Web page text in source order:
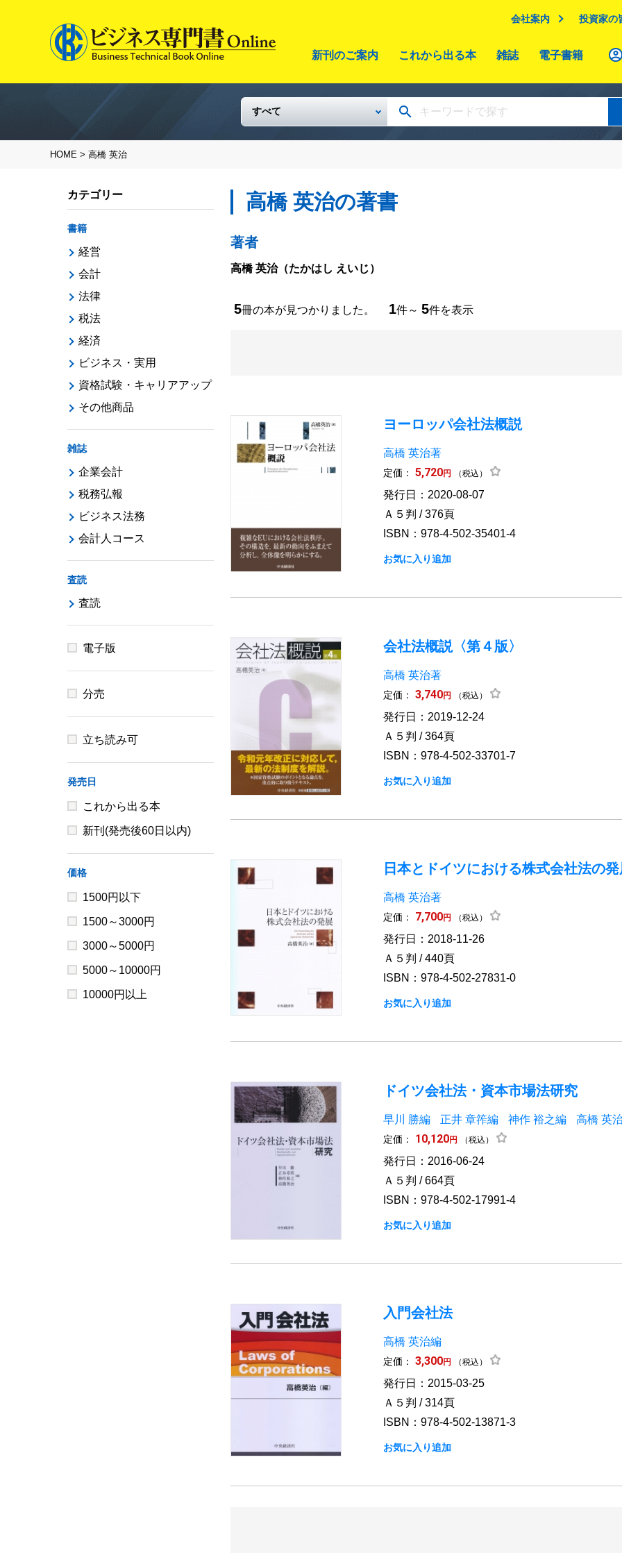
会社案内 投資家の
新刊のご案内 これから出る本 雑誌 電子書籍
HOME > 高橋 英治
高橋 英治の著書
著者
高橋 英治（たかはし えいじ）
5冊の本が見つかりました。 1件～ 5件を表示
ヨーロッパ会社法概説
高橋 英治著
定価： 5,720円 （税込）
発行日：2020-08-07
Ａ５判 / 376頁
ISBN：978-4-502-35401-4
お気に入り追加
会社法概説〈第４版〉
高橋 英治著
定価： 3,740円 （税込）
発行日：2019-12-24
Ａ５判 / 364頁
ISBN：978-4-502-33701-7
お気に入り追加
日本とドイツにおける株式会社法の
高橋 英治著
定価： 7,700円 （税込）
発行日：2018-11-26
Ａ５判 / 440頁
ISBN：978-4-502-27831-0
お気に入り追加
ドイツ会社法・資本市場法研究
早川 勝編 正井 章筰編 神作 裕之編 高橋 英
定価： 10,120円 （税込）
発行日：2016-06-24
Ａ５判 / 664頁
ISBN：978-4-502-17991-4
お気に入り追加
入門会社法
高橋 英治編
定価： 3,300円 （税込）
発行日：2015-03-25
Ａ５判 / 314頁
ISBN：978-4-502-13871-3
お気に入り追加
カテゴリー
書籍
経営
会計
法律
税法
経済
ビジネス・実用
資格試験・キャリアアップ
その他商品
雑誌
企業会計
税務弘報
ビジネス法務
会計人コース
査読
査読
電子版
分売
立ち読み可
発売日
これから出る本
新刊(発売後60日以内)
価格
1500円以下
1500～3000円
3000～5000円
5000～10000円
10000円以上